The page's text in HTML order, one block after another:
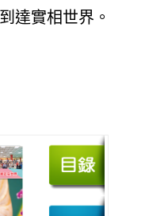
達實相世界。